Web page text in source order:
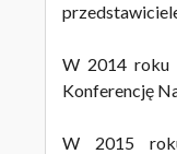
W 2014 roku
Konferencję
W 2015